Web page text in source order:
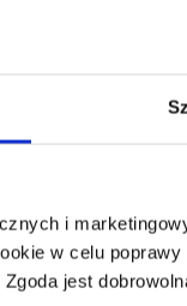
i
w celu
jest
lub